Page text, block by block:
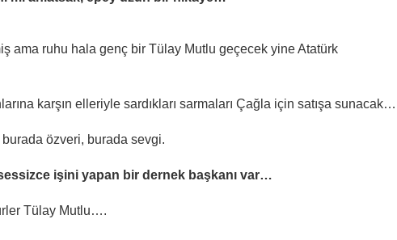
ama ruhu hala genç bir Tülay Mutlu geçecek yine Atatürk
karşın elleriyle sardıkları sarmaları Çağla için satışa sunacak…
özveri, burada sevgi.
işini yapan bir dernek başkanı var…
Tülay Mutlu….